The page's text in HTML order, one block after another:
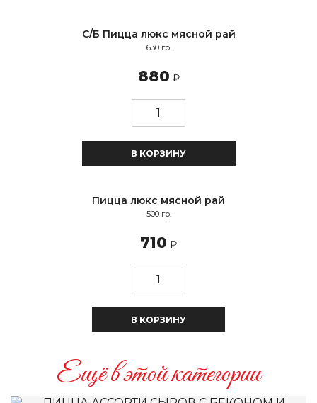
Восточная кухня
Европейская кухня
Детское меню
Напитки
С/Б Пицца люкс мясной рай
630 гр.
880 ₽
В КОРЗИНУ
Пицца люкс мясной рай
500 гр.
710 ₽
В КОРЗИНУ
Ещё в этой категории